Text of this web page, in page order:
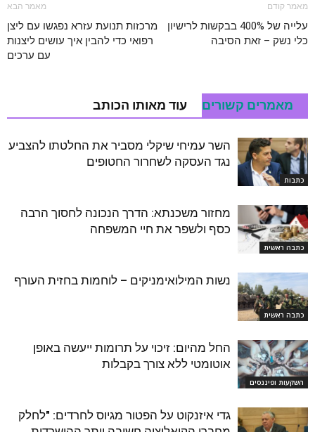
מאמר קודם
עלייה של 400% בבקשות לרישיון
כלי נשק – זאת הסיבה
מאמר הבא
מרכזות תנועת עזרא נפגשו עם ליצן
רפואי כדי להבין איך עושים ליצנות
עם ערכים
מאמרים קשורים עוד מאותו הכותב
כתבות
השר עמיחי שיקלי מסביר את החלטתו להצביע
נגד העסקה לשחרור החטופים
כתבה ראשית
מחזור משכנתא: הדרך הנכונה לחסוך הרבה
כסף ולשפר את חיי המשפחה
כתבה ראשית
נשות המילואימניקים – לוחמות בחזית העורף
השקעות ופיננסים
החל מהיום: זיכוי על תרומות ייעשה באופן
אוטומטי ללא צורך בקבלות
גדי איזנקוט על הפטור מגיוס לחרדים: "לחלק